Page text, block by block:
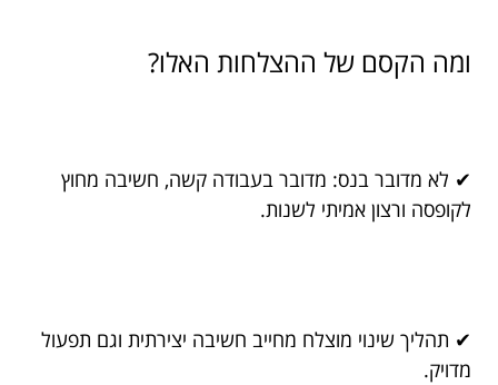
ומה הקסם של ההצלחות האלו?
✔ לא מדובר בנס: מדובר בעבודה קשה, חשיבה מחוץ
לקופסה ורצון אמיתי לשנות.
✔ תהליך שינוי מוצלח מחייב חשיבה יצירתית וגם תפעול
מדויק.